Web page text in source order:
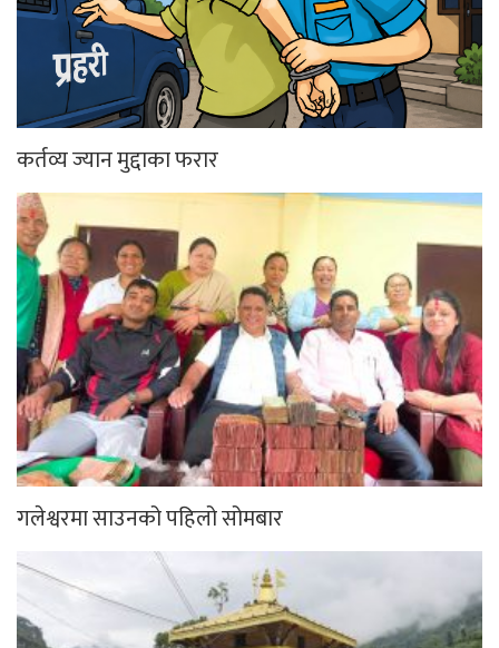
कर्तव्य ज्यान मुद्दाका फरार
गलेश्वरमा साउनको पहिलो सोमबार